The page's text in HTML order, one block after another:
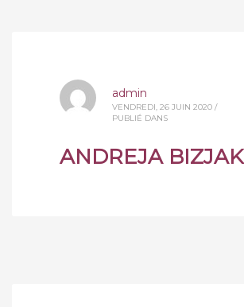
admin
VENDREDI, 26 JUIN 2020 /
PUBLIÉ DANS
ANDREJA BIZJAK